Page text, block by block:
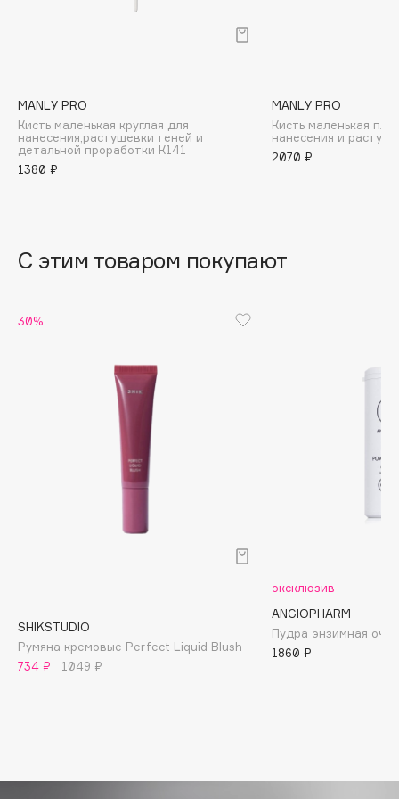
Balmain Hair Couture
Banderas
Basicare
Batiste
Beautyblades
Beverly Hills Polo Club
Boadicea The Victorious
Brunello Cucinelli
Bvlgari
MANLY PRO
Кисть маленькая круглая для
нанесения,растушевки теней и
детальной проработки К141
1380 ₽
MANLY PRO
Кисть маленькая
нанесения и
2070 ₽
С этим товаром покупают
30%
SHIKSTUDIO
Румяна кремовые Perfect Liquid Blush
734 ₽
1049 ₽
эксклюзив
ANGIOPHARM
Пудра энзимная
1860 ₽